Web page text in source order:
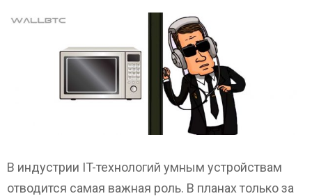
В индустрии IT-технологий умным устройствам
отводится самая важная роль. В планах только за